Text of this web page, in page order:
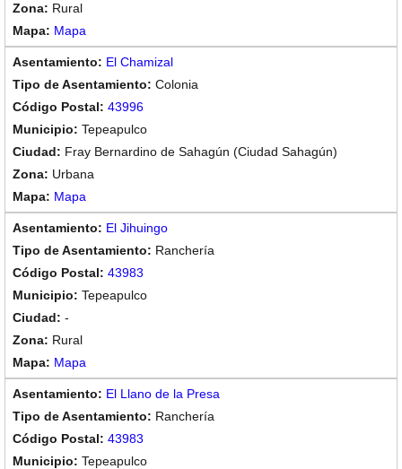
Rural
Mapa
El Chamizal
Colonia
43996
Tepeapulco
Fray Bernardino de Sahagún (Ciudad Sahagún)
Urbana
Mapa
El Jihuingo
Ranchería
43983
Tepeapulco
-
Rural
Mapa
El Llano de la Presa
Ranchería
43983
Tepeapulco